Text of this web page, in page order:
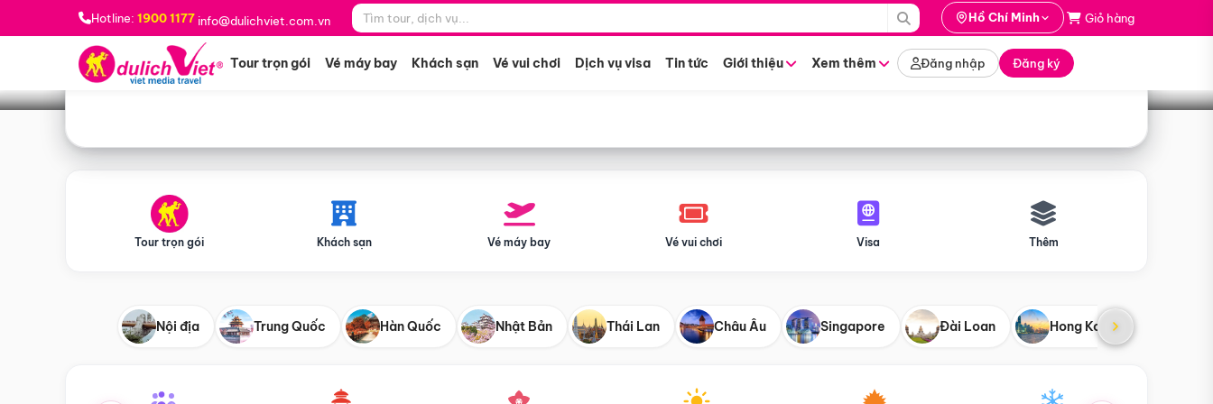
Hotline: 1900 1177 info@dulichviet.com.vn Hồ Chí Minh Giỏ hàng
Tour trọn gói Vé máy bay Khách sạn Vé vui chơi Dịch vụ visa Tin tức Giới thiệu Xem thêm Đăng nhập Đăng ký
Bạn muốn đi đâu? *
Tìm tour
Tour trọn gói Khách sạn Vé máy bay Vé vui chơi Visa Thêm
Nội địa Trung Quốc Hàn Quốc Nhật Bản Thái Lan Châu Âu Singapore Đài Loan Hong Kong